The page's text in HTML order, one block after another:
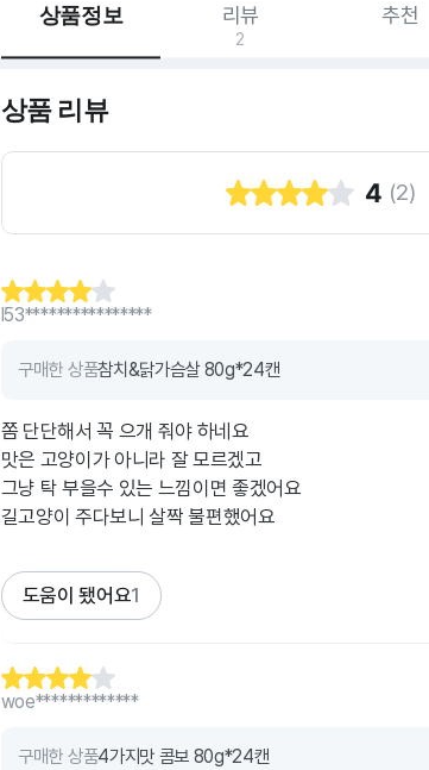
상품정보 리뷰
2
추천
상품 리뷰
4 (2)
l53****************
구매한 상품참치&닭가슴살 80g*24캔
쫌 단단해서 꼭 으개 줘야 하네요
맛은 고양이가 아니라 잘 모르겠고
그냥 탁 부을수 있는 느낌이면 좋겠어요
길고양이 주다보니 살짝 불편했어요
도움이 됐어요1
woe*************
구매한 상품4가지맛 콤보 80g*24캔